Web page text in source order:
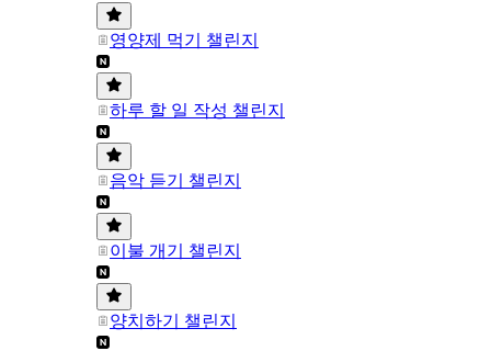
영양제 먹기 챌린지
하루 할 일 작성 챌린지
음악 듣기 챌린지
이불 개기 챌린지
양치하기 챌린지